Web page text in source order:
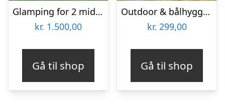
Glamping for 2 midt i Langelands smukke natur hos Littlest
kr. 1.500,00
Gå til shop
Outdoor & bålhygge i lavvu med SeaRangers
kr. 299,00
Gå til shop